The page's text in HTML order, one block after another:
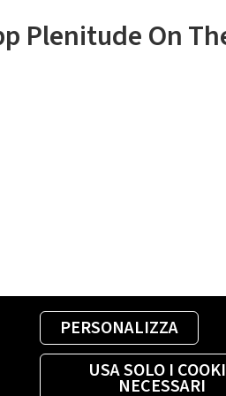
PERSONALIZZA
USA SOLO I
NECESSARI
Plenitude On